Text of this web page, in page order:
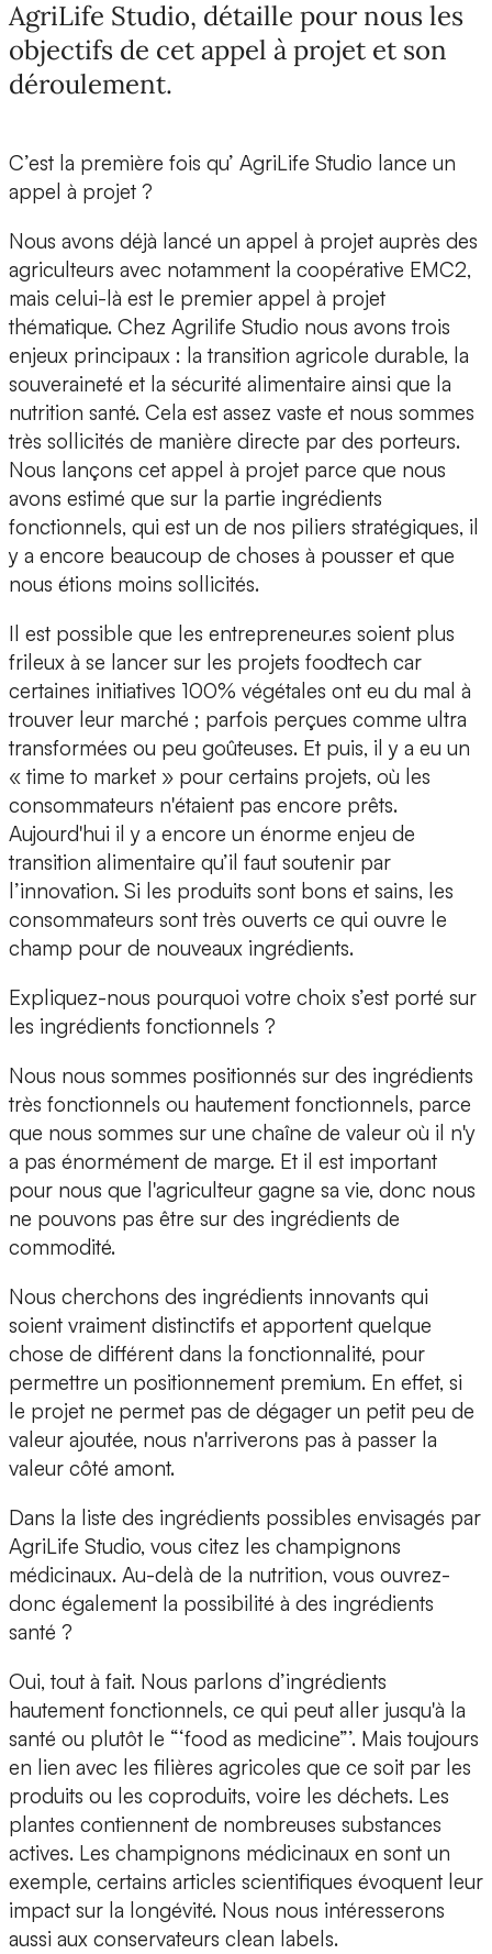
AgriLife Studio, détaille pour nous les
objectifs de cet appel à projet et son
déroulement.
C’est la première fois qu’ AgriLife Studio lance un
appel à projet ?
Nous avons déjà lancé un appel à projet auprès des
agriculteurs avec notamment la coopérative EMC2,
mais celui-là est le premier appel à projet
thématique. Chez Agrilife Studio nous avons trois
enjeux principaux : la transition agricole durable, la
souveraineté et la sécurité alimentaire ainsi que la
nutrition santé. Cela est assez vaste et nous sommes
très sollicités de manière directe par des porteurs.
Nous lançons cet appel à projet parce que nous
avons estimé que sur la partie ingrédients
fonctionnels, qui est un de nos piliers stratégiques, il
y a encore beaucoup de choses à pousser et que
nous étions moins sollicités.
Il est possible que les entrepreneur.es soient plus
frileux à se lancer sur les projets foodtech car
certaines initiatives 100% végétales ont eu du mal à
trouver leur marché ; parfois perçues comme ultra
transformées ou peu goûteuses. Et puis, il y a eu un
« time to market » pour certains projets, où les
consommateurs n'étaient pas encore prêts.
Aujourd'hui il y a encore un énorme enjeu de
transition alimentaire qu’il faut soutenir par
l’innovation. Si les produits sont bons et sains, les
consommateurs sont très ouverts ce qui ouvre le
champ pour de nouveaux ingrédients.
Expliquez-nous pourquoi votre choix s’est porté sur
les ingrédients fonctionnels ?
Nous nous sommes positionnés sur des ingrédients
très fonctionnels ou hautement fonctionnels, parce
que nous sommes sur une chaîne de valeur où il n'y
a pas énormément de marge. Et il est important
pour nous que l'agriculteur gagne sa vie, donc nous
ne pouvons pas être sur des ingrédients de
commodité.
Nous cherchons des ingrédients innovants qui
soient vraiment distinctifs et apportent quelque
chose de différent dans la fonctionnalité, pour
permettre un positionnement premium. En effet, si
le projet ne permet pas de dégager un petit peu de
valeur ajoutée, nous n'arriverons pas à passer la
valeur côté amont.
Dans la liste des ingrédients possibles envisagés par
AgriLife Studio, vous citez les champignons
médicinaux. Au-delà de la nutrition, vous ouvrez-
donc également la possibilité à des ingrédients
santé ?
Oui, tout à fait. Nous parlons d’ingrédients
hautement fonctionnels, ce qui peut aller jusqu'à la
santé ou plutôt le “‘food as medicine”’. Mais toujours
en lien avec les filières agricoles que ce soit par les
produits ou les coproduits, voire les déchets. Les
plantes contiennent de nombreuses substances
actives. Les champignons médicinaux en sont un
exemple, certains articles scientifiques évoquent leur
impact sur la longévité. Nous nous intéresserons
aussi aux conservateurs clean labels.